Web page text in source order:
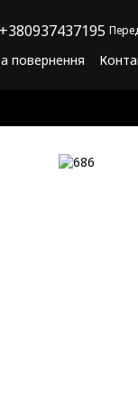
+380937437195
повернення